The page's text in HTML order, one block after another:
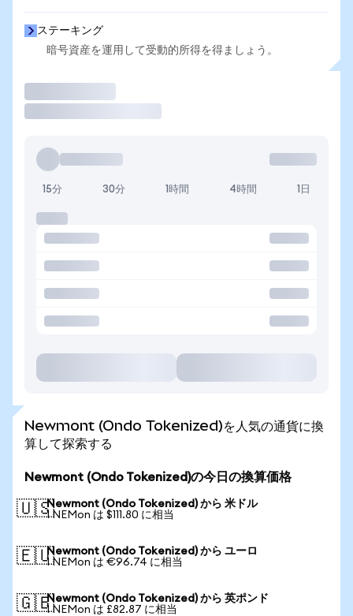
ステーキング
暗号資産を運用して受動的所得を得ましょう。
15分 30分 1時間 4時間 1日
Newmont (Ondo Tokenized)を人気の通貨に換
算して探索する
Newmont (Ondo Tokenized)の今日の換算価格
🇺🇸Newmont (Ondo Tokenized) から 米ドル
1 NEMon は $111.80 に相当
🇪🇺Newmont (Ondo Tokenized) から ユーロ
1 NEMon は €96.74 に相当
🇬🇧Newmont (Ondo Tokenized) から 英ポンド
1 NEMon は £82.87 に相当